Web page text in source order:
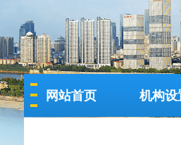
网站首页 机构设